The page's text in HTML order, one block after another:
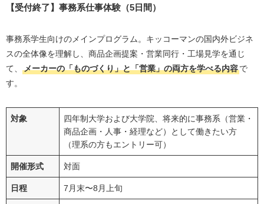
【受付終了】事務系仕事体験（5日間）
事務系学生向けのメインプログラム。キッコーマンの国内外ビジネ
スの全体像を理解し、商品企画提案・営業同行・工場見学を通じ
て、
メーカーの「ものづくり」と「営業」の両方を学べる内容で
す。
対象
四年制大学および大学院、将来的に事務系（営業・
商品企画・人事・経理など）として働きたい方
（理系の方もエントリー可）
開催形式 対面
日程 7月末〜8月上旬